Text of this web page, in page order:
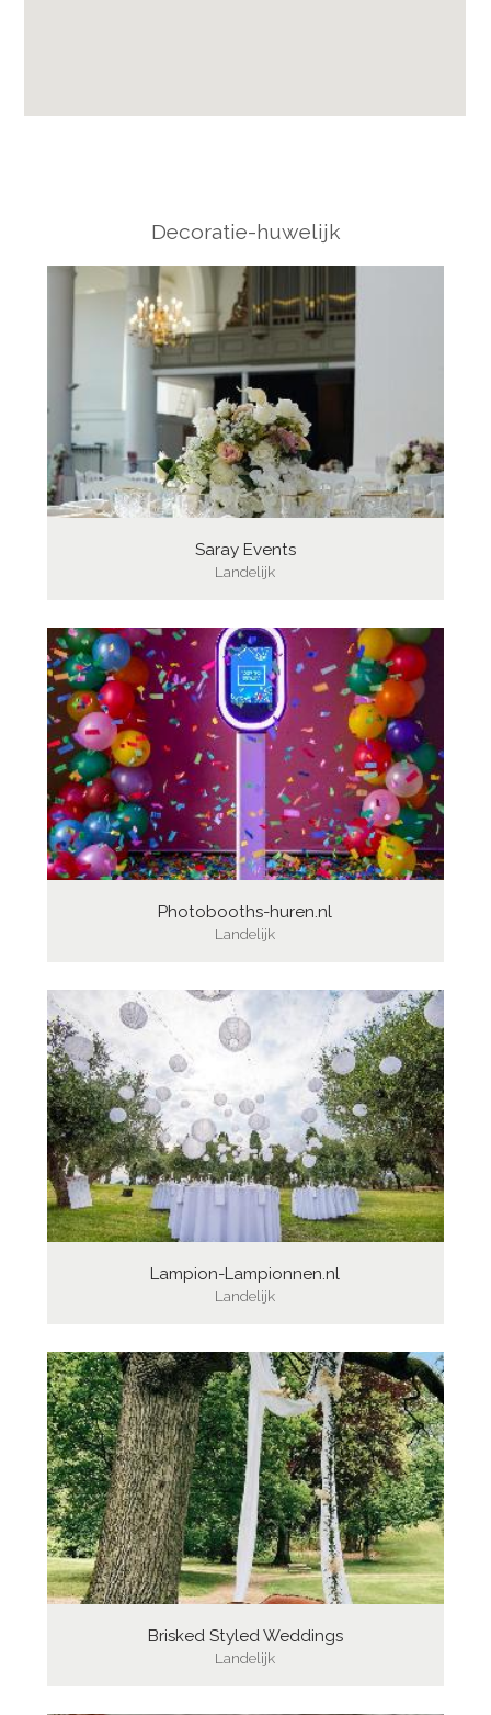
Decoratie-huwelijk
Saray Events
Landelijk
Photobooths-huren.nl
Landelijk
Lampion-Lampionnen.nl
Landelijk
Brisked Styled Weddings
Landelijk